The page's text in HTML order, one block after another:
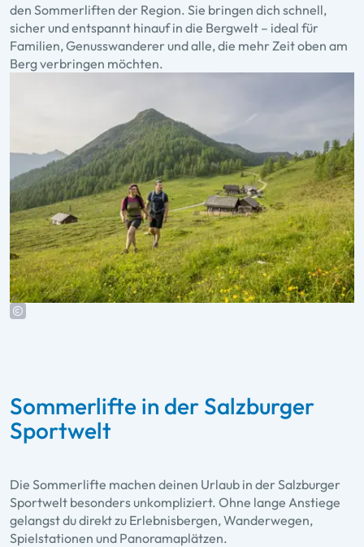
den Sommerliften der Region. Sie bringen dich schnell,
sicher und entspannt hinauf in die Bergwelt – ideal für
Familien, Genusswanderer und alle, die mehr Zeit oben am
Berg verbringen möchten.
Sommerlifte in der Salzburger
Sportwelt
Die Sommerlifte machen deinen Urlaub in der Salzburger
Sportwelt besonders unkompliziert. Ohne lange Anstiege
gelangst du direkt zu Erlebnisbergen, Wanderwegen,
Spielstationen und Panoramaplätzen.